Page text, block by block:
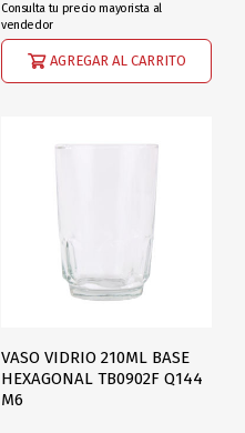
AGREGAR AL CARRITO
Consulta tu precio mayorista al
vendedor
VASO VIDRIO 210ML BASE
HEXAGONAL TB0902F Q144
M6